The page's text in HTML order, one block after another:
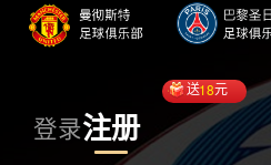
登录注册
送18元